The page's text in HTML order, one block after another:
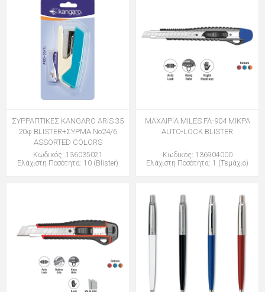
ΣΥΡΡΑΠΤΙΚΕΣ KANGARO ARIS 35
20φ BLISTER+ΣΥΡΜΑ Νο24/6
ASSORTED COLORS
Κωδικός: 136035021
Ελάχιστη Ποσότητα: 10 (Blister)
ΜΑΧΑΙΡΙΑ MILES FA-904 ΜΙΚΡΑ
AUTO-LOCK BLISTER
Κωδικός: 136904000
Ελάχιστη Ποσότητα: 1 (Τεμάχιο)